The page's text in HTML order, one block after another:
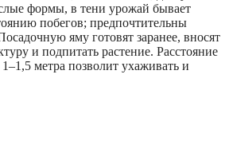
формы, в тени урожай бывает
побегов; предпочтительны
яму готовят заранее, вносят
и подпитать растение. Расстояние
метра позволит ухаживать и